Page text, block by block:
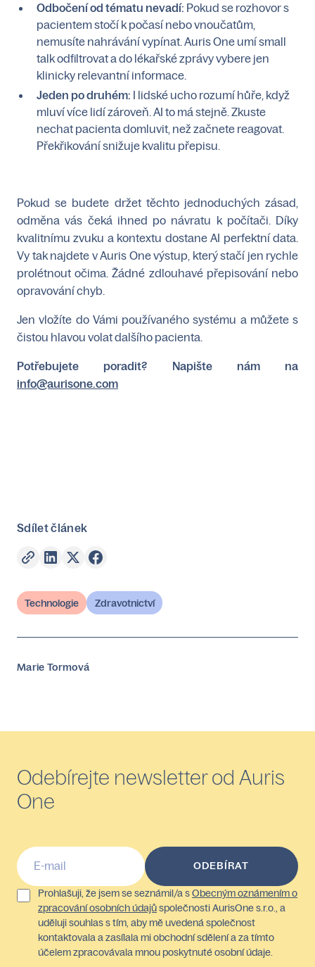
Odbočení od tématu nevadí: Pokud se rozhovor s
pacientem stočí k počasí nebo vnoučatům,
nemusíte nahrávání vypínat. Auris One umí small
talk odfiltrovat a do lékařské zprávy vybere jen
klinicky relevantní informace.
Jeden po druhém: I lidské ucho rozumí hůře, když
mluví více lidí zároveň. AI to má stejně. Zkuste
nechat pacienta domluvit, než začnete reagovat.
Překřikování snižuje kvalitu přepisu.
Pokud se budete držet těchto jednoduchých zásad,
odměna vás čeká ihned po návratu k počítači. Díky
kvalitnímu zvuku a kontextu dostane AI perfektní data.
Vy tak najdete v Auris One výstup, který stačí jen rychle
prolétnout očima. Žádné zdlouhavé přepisování nebo
opravování chyb.
Jen vložíte do Vámi používaného systému a můžete s
čistou hlavou volat dalšího pacienta.
Potřebujete poradit? Napište nám na
info@aurisone.com
Sdílet článek
Technologie Zdravotnictví
Marie Tormová
Odebírejte newsletter od Auris
One
Prohlašuji, že jsem se seznámil/a sObecným oznámením o
zpracování osobních údajůspolečnosti AurisOne s.r.o., a
uděluji souhlas s tím, aby mě uvedená společnost
kontaktovala a zasílala mi obchodní sdělení a za tímto
účelem zpracovávala mnou poskytnuté osobní údaje.